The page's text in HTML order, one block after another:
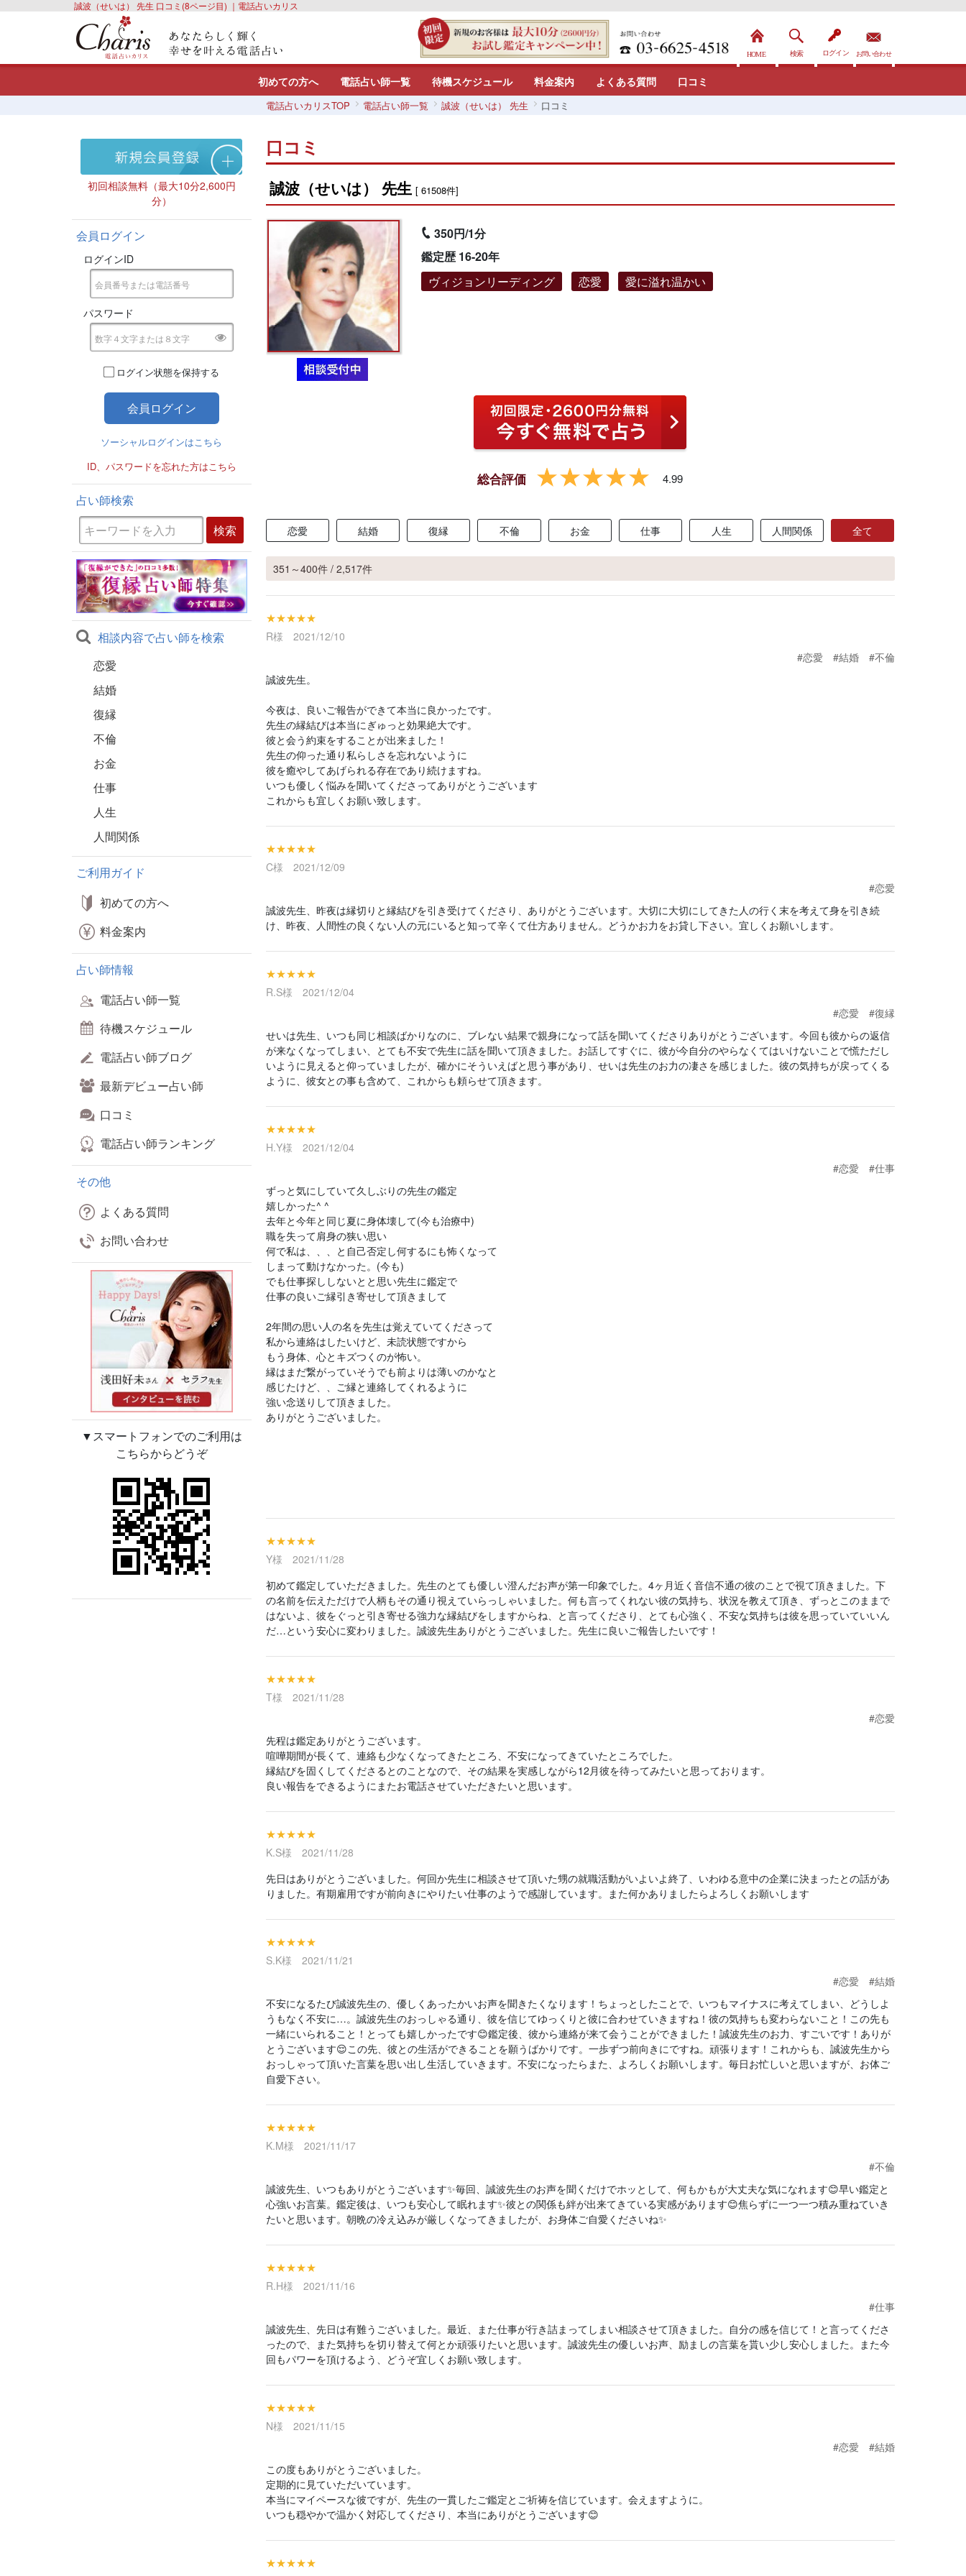
誠波（せいは） 先生 口コミ(8ページ目) ｜電話占いカリス
初めての方へ 電話占い師一覧 待機スケジュール 料金案内 よくある質問 口コミ
電話占いカリスTOP 電話占い師一覧 誠波（せいは） 先生 口コミ
初回相談無料（最大10分2,600円
分）
会員ログイン
ログインID
パスワード
ログイン状態を保持する
ソーシャルログインはこちら
ID、パスワードを忘れた方はこちら
占い師検索
相談内容で占い師を検索
恋愛
結婚
復縁
不倫
お金
仕事
人生
人間関係
ご利用ガイド
初めての方へ
料金案内
占い師情報
電話占い師一覧
待機スケジュール
電話占い師ブログ
最新デビュー占い師
口コミ
電話占い師ランキング
その他
よくある質問
お問い合わせ
▼スマートフォンでのご利用は
こちらからどうぞ
口コミ
誠波（せいは） 先生 [ 61508件]
350円/1分
鑑定歴 16-20年
ヴィジョンリーディング
恋愛 愛に溢れ温かい
総合評価 4.99
恋愛 結婚 復縁 不倫 お金 仕事 人生 人間関係 全て
351～400件 / 2,517件
★★★★★
R様 2021/12/10
#恋愛
#結婚
#不倫
誠波先生。
今夜は、良いご報告ができて本当に良かったです。
先生の縁結びは本当にぎゅっと効果絶大です。
彼と会う約束をすることが出来ました！
先生の仰った通り私らしさを忘れないように
彼を癒やしてあげられる存在であり続けますね。
いつも優しく悩みを聞いてくださってありがとうございます
これからも宜しくお願い致します。
★★★★★
C様 2021/12/09
#恋愛
誠波先生、昨夜は縁切りと縁結びを引き受けてくださり、ありがとうございます。大切に大切にしてきた人の行く末を考えて身を引き続
け、昨夜、人間性の良くない人の元にいると知って辛くて仕方ありません。どうかお力をお貸し下さい。宜しくお願いします。
★★★★★
R.S様 2021/12/04
#恋愛
#復縁
せいは先生、いつも同じ相談ばかりなのに、ブレない結果で親身になって話を聞いてくださりありがとうございます。今回も彼からの返信
が来なくなってしまい、とても不安で先生に話を聞いて頂きました。お話してすぐに、彼が今自分のやらなくてはいけないことで慌ただし
いように見えると仰っていましたが、確かにそういえばと思う事があり、せいは先生のお力の凄さを感じました。彼の気持ちが戻ってくる
ように、彼女との事も含めて、これからも頼らせて頂きます。
★★★★★
H.Y様 2021/12/04
#恋愛
#仕事
ずっと気にしていて久しぶりの先生の鑑定
嬉しかった^ ^
去年と今年と同じ夏に身体壊して(今も治療中)
職を失って肩身の狭い思い
何で私は、、、と自己否定し何するにも怖くなって
しまって動けなかった。(今も)
でも仕事探ししないとと思い先生に鑑定で
仕事の良いご縁引き寄せして頂きまして
2年間の思い人の名を先生は覚えていてくださって
私から連絡はしたいけど、未読状態ですから
もう身体、心とキズつくのが怖い。
縁はまだ繋がっていそうでも前よりは薄いのかなと
感じたけど、、ご縁と連絡してくれるように
強い念送りして頂きました。
ありがとうございました。
★★★★★
Y様 2021/11/28
初めて鑑定していただきました。先生のとても優しい澄んだお声が第一印象でした。4ヶ月近く音信不通の彼のことで視て頂きました。下
の名前を伝えただけで人柄もその通り視えていらっしゃいました。何も言ってくれない彼の気持ち、状況を教えて頂き、ずっとこのままで
はないよ、彼をぐっと引き寄せる強力な縁結びをしますからね、と言ってくださり、とても心強く、不安な気持ちは彼を思っていていいん
だ…という安心に変わりました。誠波先生ありがとうございました。先生に良いご報告したいです！
★★★★★
T様 2021/11/28
#恋愛
先程は鑑定ありがとうございます。
喧嘩期間が長くて、連絡も少なくなってきたところ、不安になってきていたところでした。
縁結びを固くしてくださるとのことなので、その結果を実感しながら12月彼を待ってみたいと思っております。
良い報告をできるようにまたお電話させていただきたいと思います。
★★★★★
K.S様 2021/11/28
先日はありがとうございました。何回か先生に相談させて頂いた甥の就職活動がいよいよ終了、いわゆる意中の企業に決まったとの話があ
りました。有期雇用ですが前向きにやりたい仕事のようで感謝しています。また何かありましたらよろしくお願いします
★★★★★
S.K様 2021/11/21
#恋愛
#結婚
不安になるたび誠波先生の、優しくあったかいお声を聞きたくなります！ちょっとしたことで、いつもマイナスに考えてしまい、どうしよ
うもなく不安に…。誠波先生のおっしゃる通り、彼を信じてゆっくりと彼に合わせていきますね！彼の気持ちも変わらないこと！この先も
一緒にいられること！とっても嬉しかったです😊鑑定後、彼から連絡が来て会うことができました！誠波先生のお力、すごいです！ありが
とうございます😌この先、彼との生活ができることを願うばかりです。一歩ずつ前向きにですね。頑張ります！これからも、誠波先生から
おっしゃって頂いた言葉を思い出し生活していきます。不安になったらまた、よろしくお願いします。毎日お忙しいと思いますが、お体ご
自愛下さい。
★★★★★
K.M様 2021/11/17
#不倫
誠波先生、いつもありがとうございます✨毎回、誠波先生のお声を聞くだけでホッとして、何もかもが大丈夫な気になれます😊早い鑑定と
心強いお言葉。鑑定後は、いつも安心して眠れます✨彼との関係も絆が出来てきている実感があります😊焦らずに一つ一つ積み重ねていき
たいと思います。朝晩の冷え込みが厳しくなってきましたが、お身体ご自愛くださいね✨
★★★★★
R.H様 2021/11/16
#仕事
誠波先生、先日は有難うございました。最近、また仕事が行き詰まってしまい相談させて頂きました。自分の感を信じて！と言ってくださ
ったので、また気持ちを切り替えて何とか頑張りたいと思います。誠波先生の優しいお声、励ましの言葉を貰い少し安心しました。また今
回もパワーを頂けるよう、どうぞ宜しくお願い致します。
★★★★★
N様 2021/11/15
#恋愛
#結婚
この度もありがとうございました。
定期的に見ていただいています。
本当にマイペースな彼ですが、先生の一貫したご鑑定とご祈祷を信じています。会えますように。
いつも穏やかで温かく対応してくださり、本当にありがとうございます😊
★★★★★